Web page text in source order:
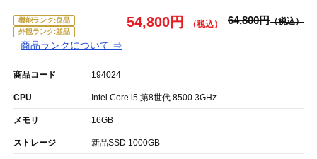
機能ランク:良品
外観ランク:並品
商品ランクについて ⇒
54,800円 64,800円
商品コード 194024
CPU Intel Core i5 第8世代 8500 3GHz
メモリ 16GB
ストレージ 新品SSD 1000GB